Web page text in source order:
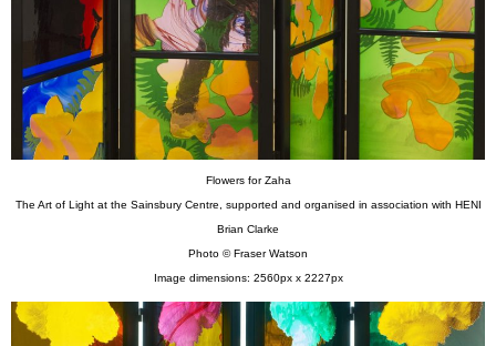
Flowers for Zaha
The Art of Light at the Sainsbury Centre, supported and organised in association with HENI
Brian Clarke
Photo © Fraser Watson
Image dimensions: 2560px x 2227px